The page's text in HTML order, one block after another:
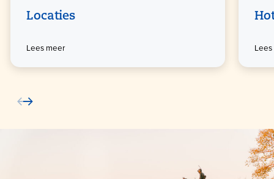
Locaties
Lees meer